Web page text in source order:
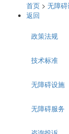
首页 > 无障
返回
政策法规
技术标准
无障碍设施
无障碍服务